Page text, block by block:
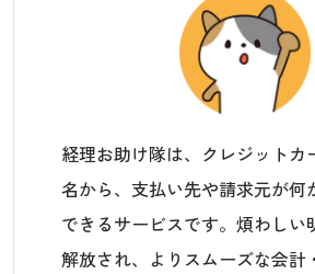
経理お助け隊は、クレジットカ
名から、支払い先や請求元が何
できるサービスです。煩わしい
解放され、よりスムーズな会計